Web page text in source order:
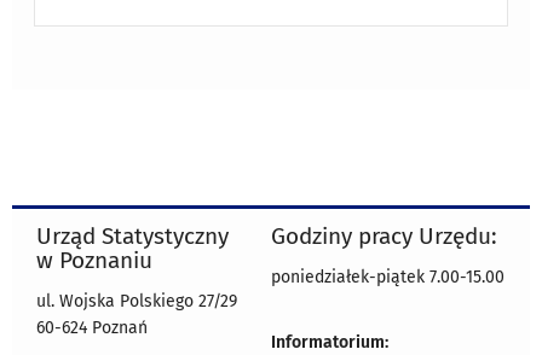
Urząd Statystyczny
w Poznaniu
ul. Wojska Polskiego 27/29
60-624 Poznań
Godziny pracy Urzędu:
poniedziałek-piątek 7.00-15.00
Informatorium: